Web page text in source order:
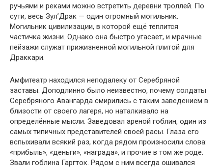
ручьями и реками можно встретить деревни троллей. По
сути, весь Зул’Драк — один огромный могильник.
Могильник цивилизации, в которой ещё теплится
частичка жизни. Однако она быстро угасает, и мрачные
пейзажи служат прижизненной могильной плитой для
Драккари.
Амфитеатр находился неподалеку от Серебряной
заставы. Доподлинно было неизвестно, почему солдаты
Серебряного Авангарда смирились с таким заведением в
близости от своего лагеря, но наталкивало на
определённые мысли. Заведовал ареной гоблин, один из
самых типичных представителей своей расы. Глаза его
вспыхивали всякий раз, когда рядом произносили слова:
«прибыль», «деньги», «награда», и прочие в том же роде.
Звали гоблина Гаргток. Рядом с ним всегда ошивался